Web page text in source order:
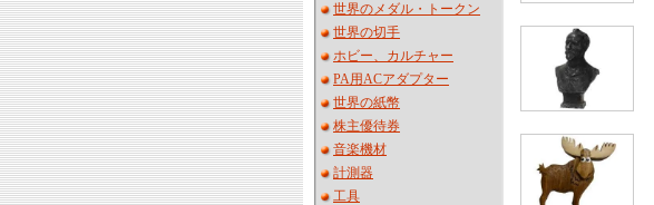
世界のメダル・トークン
世界の切手
ホビー、カルチャー
PA用ACアダプター
世界の紙幣
株主優待券
音楽機材
計測器
工具